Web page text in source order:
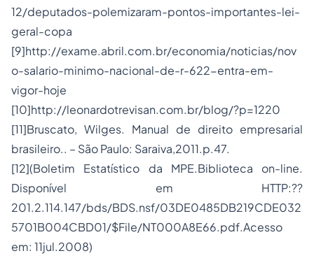
12/deputados-polemizaram-pontos-importantes-lei-
geral-copa
[9]http://exame.abril.com.br/economia/noticias/nov
o-salario-minimo-nacional-de-r-622-entra-em-
vigor-hoje
[10]http://leonardotrevisan.com.br/blog/?p=1220
[11]Bruscato, Wilges. Manual de direito empresarial
brasileiro.. – São Paulo: Saraiva,2011.p.47.
[12](Boletim Estatístico da MPE.Biblioteca on-line.
Disponível em HTTP:??
201.2.114.147/bds/BDS.nsf/03DE0485DB219CDE032
5701B004CBD01/$File/NT000A8E66.pdf.Acesso
em: 11jul.2008)